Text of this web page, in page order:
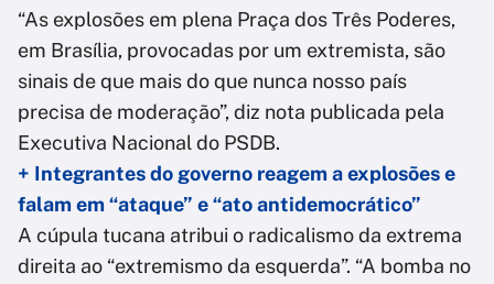
“As explosões em plena Praça dos Três Poderes,
em Brasília, provocadas por um extremista, são
sinais de que mais do que nunca nosso país
precisa de moderação”, diz nota publicada pela
Executiva Nacional do PSDB.
+ Integrantes do governo reagem a explosões e
falam em “ataque” e “ato antidemocrático”
A cúpula tucana atribui o radicalismo da extrema
direita ao “extremismo da esquerda”. “A bomba no